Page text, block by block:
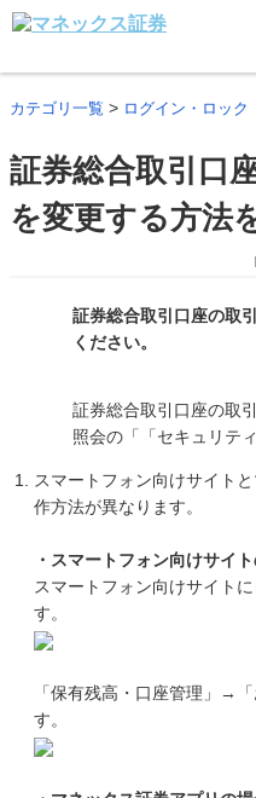
カテゴリ一覧 > ログイン・ロック
証券総合取引口
を変更する方法
証券総合取引口座の取
ください。
証券総合取引口座の取
照会の「「セキュリテ
スマートフォン向けサイト
作方法が異なります。
・スマートフォン向けサイ
スマートフォン向けサイト
す。
「保有残高・口座管理」→
す。